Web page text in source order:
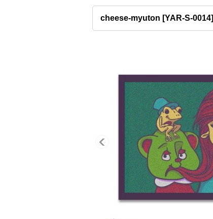
cheese-myuton [YAR-S-0014]